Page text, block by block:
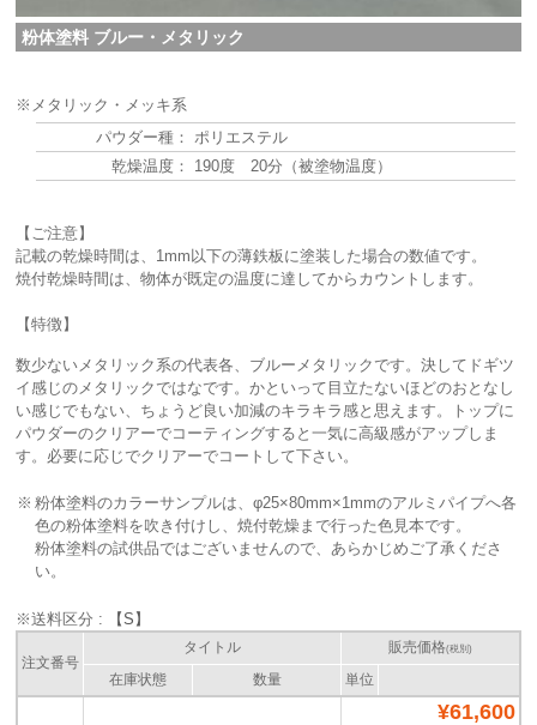
粉体塗料 ブルー・メタリック
※メタリック・メッキ系
パウダー種：
ポリエステル
乾燥温度：
190度 20分（被塗物温度）
【ご注意】
記載の乾燥時間は、1mm以下の薄鉄板に塗装した場合の数値です。
焼付乾燥時間は、物体が既定の温度に達してからカウントします。
【特徴】
数少ないメタリック系の代表各、ブルーメタリックです。決してドギツ
イ感じのメタリックではなです。かといって目立たないほどのおとなし
い感じでもない、ちょうど良い加減のキラキラ感と思えます。トップに
パウダーのクリアーでコーティングすると一気に高級感がアップしま
す。必要に応じでクリアーでコートして下さい。
※ 粉体塗料のカラーサンプルは、φ25×80mm×1mmのアルミパイプへ各
色の粉体塗料を吹き付けし、焼付乾燥まで行った色見本です。
粉体塗料の試供品ではございませんので、あらかじめご了承くださ
い。
※送料区分 : 【S】
注文番号
タイトル 販売価格(税別)
在庫状態 数量 単位
¥61,600